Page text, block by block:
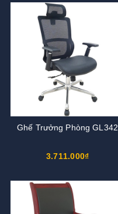
Ghế Trưởng Phòng GL342
3.711.000₫